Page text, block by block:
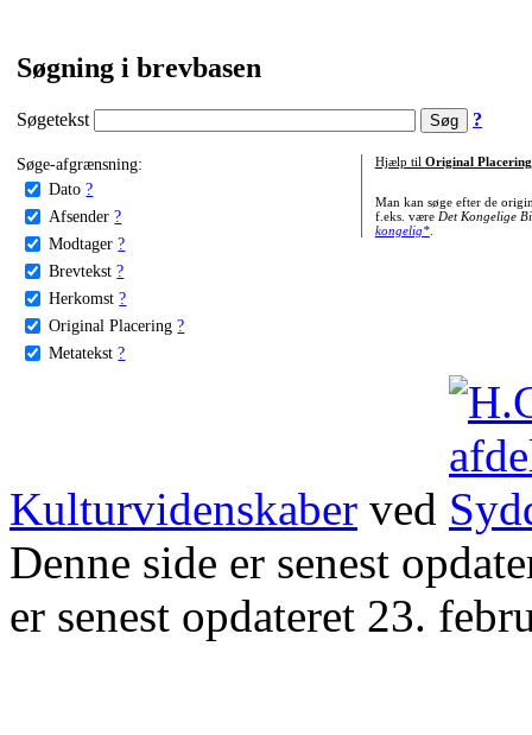
Søgning i brevbasen
Søgetekst ?
Søge-afgrænsning:
Dato ?
Afsender ?
Modtager ?
Brevtekst ?
Herkomst ?
Original Placering ?
Metatekst ?
Hjælp til Original Placering
Man kan søge efter de
f.eks. være Det Kongelige
kongelig*.
Kulturvidenskaber ved
Denne side er senest
er senest opdateret 23.